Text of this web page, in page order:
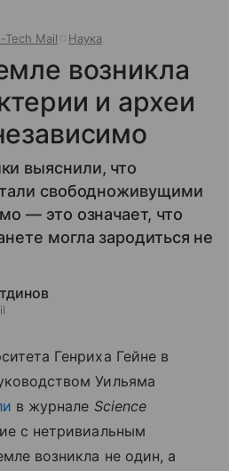
Tech Mail Наука
возникла
и археи
выяснили, что
свободноживущими
— это означает, что
могла зародиться не
Генриха Гейне в
Уильяма
в журнале Science
с нетривиальным
возникла не один, а